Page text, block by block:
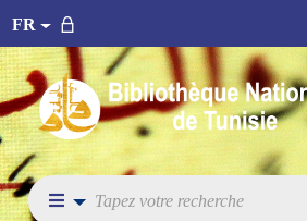
FR